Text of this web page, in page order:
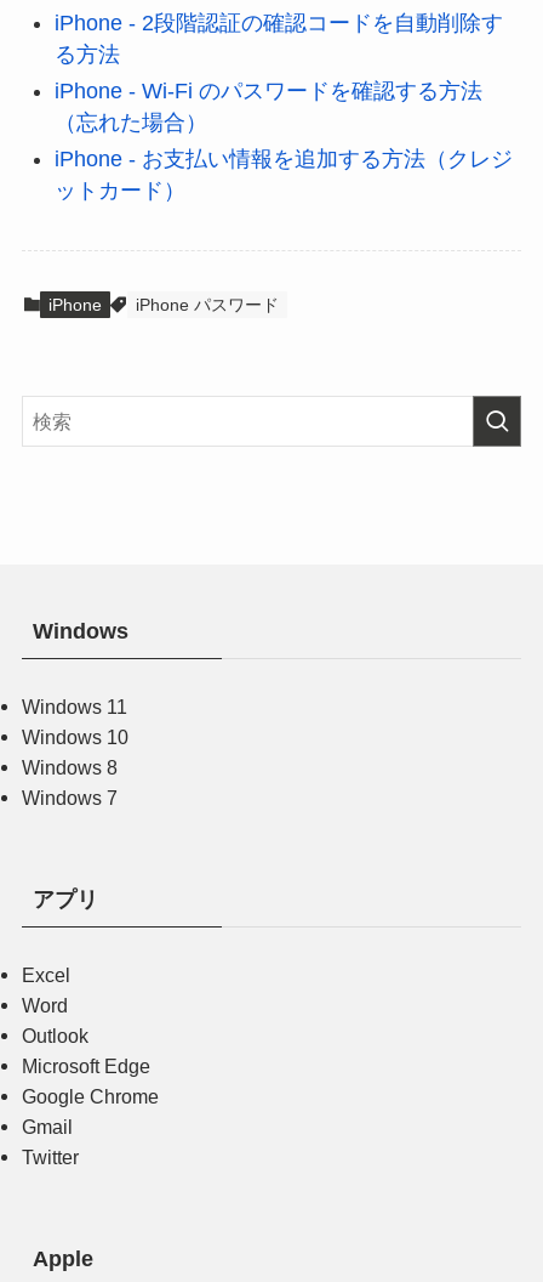
iPhone - 2段階認証の確認コードを自動削除す
る方法
iPhone - Wi-Fi のパスワードを確認する方法
（忘れた場合）
iPhone - お支払い情報を追加する方法（クレジ
ットカード）
iPhone iPhone パスワード
Windows
Windows 11
Windows 10
Windows 8
Windows 7
アプリ
Excel
Word
Outlook
Microsoft Edge
Google Chrome
Gmail
Twitter
Apple